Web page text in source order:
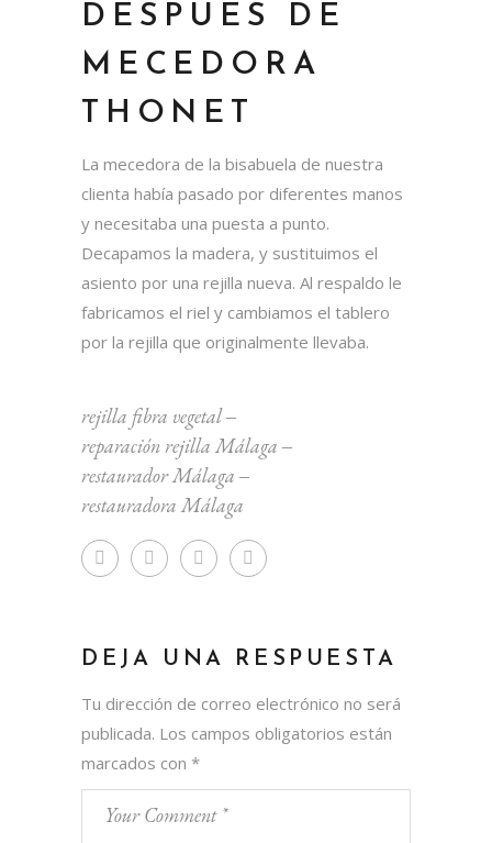
DESPUÉS DE
MECEDORA
THONET
La mecedora de la bisabuela de nuestra
clienta había pasado por diferentes manos
y necesitaba una puesta a punto.
Decapamos la madera, y sustituimos el
asiento por una rejilla nueva. Al respaldo le
fabricamos el riel y cambiamos el tablero
por la rejilla que originalmente llevaba.
rejilla fibra vegetal‒
reparación rejilla Málaga ‒
restaurador Málaga ‒
restauradora Málaga
DEJA UNA RESPUESTA
Tu dirección de correo electrónico no será
publicada. Los campos obligatorios están
marcados con *